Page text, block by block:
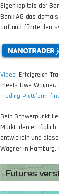
Eigenkapitals der
Bank AG das
auf und führte den
Video: Erfolgreich
meets Uwe Wagner.
Trading-Plattform
Sein Schwerpunkt
Markt, den er
entwickeln und
Wagner in Hamburg.